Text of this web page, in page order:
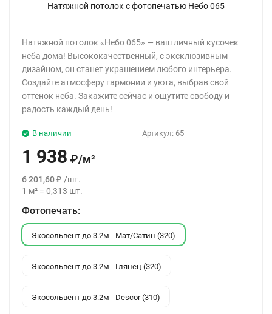
Натяжной потолок с фотопечатью Небо 065
Натяжной потолок «Небо 065» — ваш личный кусочек
неба дома! Высококачественный, с эксклюзивным
дизайном, он станет украшением любого интерьера.
Создайте атмосферу гармонии и уюта, выбрав свой
оттенок неба. Закажите сейчас и ощутите свободу и
радость каждый день!
Артикул: 65
В наличии
1 938 ₽/м²
6 201,60₽ /шт.
1 м² = 0,313 шт.
Фотопечать:
Экосольвент до 3.2м - Мат/Сатин (320)
Экосольвент до 3.2м - Глянец (320)
Экосольвент до 3.2м - Descor (310)